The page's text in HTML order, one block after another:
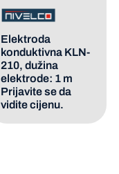
Elektroda
konduktivna KLN-
210, dužina
elektrode: 1 m
Prijavite se da
vidite cijenu.